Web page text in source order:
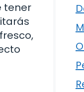
tener